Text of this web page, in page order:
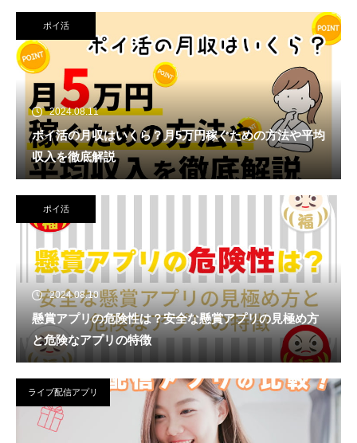
ポイ活
2024.08.11
ポイ活の月収はいくら？月5万円稼ぐための方法や平均
収入を徹底解説
ポイ活
2024.08.10
懸賞アプリの危険性は？安全な懸賞アプリの見極め方
と危険なアプリの特徴
ライブ配信アプリ